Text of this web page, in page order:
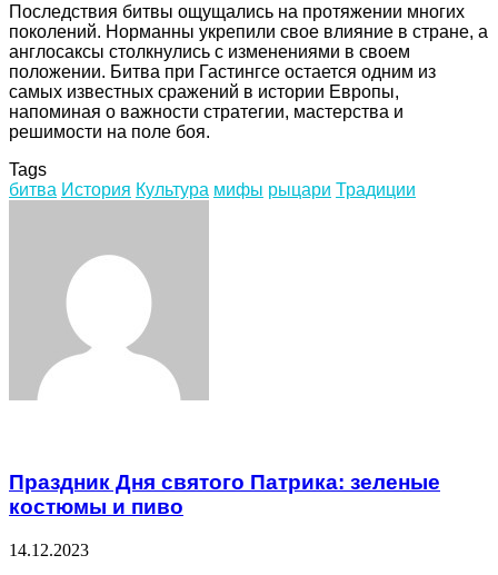
Последствия битвы ощущались на протяжении многих
поколений. Норманны укрепили свое влияние в стране, а
англосаксы столкнулись с изменениями в своем
положении. Битва при Гастингсе остается одним из
самых известных сражений в истории Европы,
напоминая о важности стратегии, мастерства и
решимости на поле боя.
Tags
битва История Культура мифы рыцари Традиции
Праздник Дня святого Патрика: зеленые
костюмы и пиво
14.12.2023